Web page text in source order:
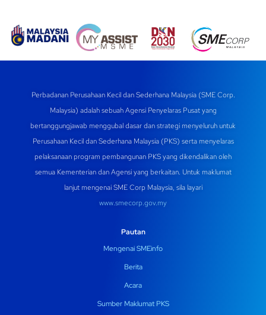
Perbadanan Perusahaan Kecil dan Sederhana Malaysia (SME Corp.
Malaysia) adalah sebuah Agensi Penyelaras Pusat yang
bertanggungjawab menggubal dasar dan strategi menyeluruh untuk
Perusahaan Kecil dan Sederhana Malaysia (PKS) serta menyelaras
pelaksanaan program pembangunan PKS yang dikendalikan oleh
semua Kementerian dan Agensi yang berkaitan. Untuk maklumat
lanjut mengenai SME Corp Malaysia, sila layari
www.smecorp.gov.my
Pautan
Mengenai SMEinfo
Berita
Acara
Sumber Maklumat PKS